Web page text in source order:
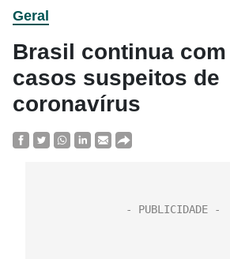
Geral
Brasil continua
casos suspeitos de
coronavírus